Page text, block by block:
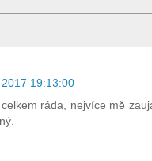
19:13:00
ráda, nejvíce mě